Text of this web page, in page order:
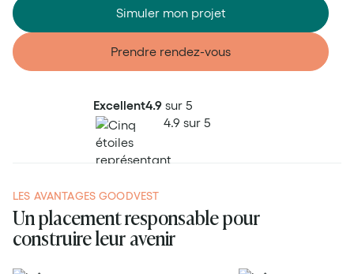
Simuler mon projet
Prendre rendez-vous
Excellent4.9 sur 5
4.9 sur 5
LES AVANTAGES GOODVEST
Un placement responsable pour
construire leur avenir